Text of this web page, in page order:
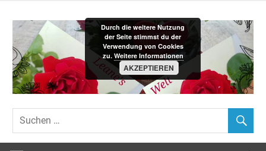
Inhalt
springen
Leane´s-
Welt
Durch die weitere Nutzung
der Seite stimmst du der
Verwendung von Cookies
zu. Weitere Informationen
AKZEPTIEREN